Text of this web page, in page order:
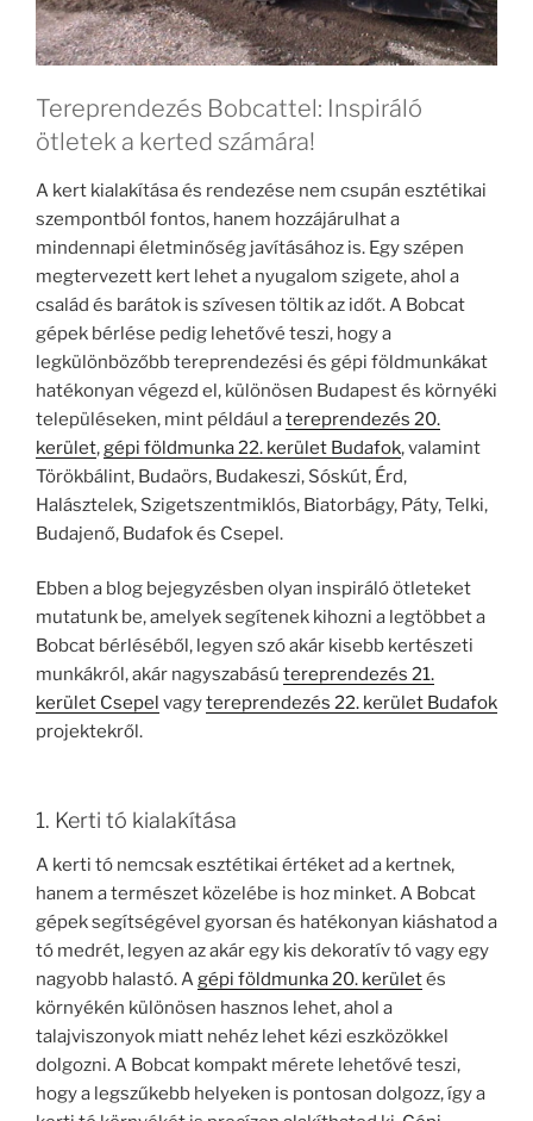
Tereprendezés Bobcattel: Inspiráló
ötletek a kerted számára!
A kert kialakítása és rendezése nem csupán esztétikai
szempontból fontos, hanem hozzájárulhat a
mindennapi életminőség javításához is. Egy szépen
megtervezett kert lehet a nyugalom szigete, ahol a
család és barátok is szívesen töltik az időt. A Bobcat
gépek bérlése pedig lehetővé teszi, hogy a
legkülönbözőbb tereprendezési és gépi földmunkákat
hatékonyan végezd el, különösen Budapest és környéki
településeken, mint például atereprendezés 20.
kerület,gépi földmunka 22. kerület Budafok, valamint
Törökbálint, Budaörs, Budakeszi, Sóskút, Érd,
Halásztelek, Szigetszentmiklós, Biatorbágy, Páty, Telki,
Budajenő, Budafok és Csepel.
Ebben a blog bejegyzésben olyan inspiráló ötleteket
mutatunk be, amelyek segítenek kihozni a legtöbbet a
Bobcat bérléséből, legyen szó akár kisebb kertészeti
munkákról, akár nagyszabású tereprendezés 21.
kerület Csepel vagytereprendezés 22. kerület Budafok
projektekről.
1. Kerti tó kialakítása
A kerti tó nemcsak esztétikai értéket ad a kertnek,
hanem a természet közelébe is hoz minket. A Bobcat
gépek segítségével gyorsan és hatékonyan kiáshatod a
tó medrét, legyen az akár egy kis dekoratív tó vagy egy
nagyobb halastó. Agépi földmunka 20. kerületés
környékén különösen hasznos lehet, ahol a
talajviszonyok miatt nehéz lehet kézi eszközökkel
dolgozni. A Bobcat kompakt mérete lehetővé teszi,
hogy a legszűkebb helyeken is pontosan dolgozz, így a